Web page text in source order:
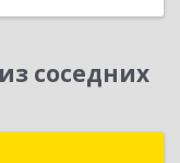
соседних